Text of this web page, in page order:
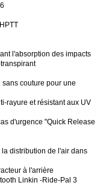
l'absorption des impacts
couture pour une
rayure et résistant aux UV
d'urgence "Quick Release
distribution de l'air dans
à l'arrière
Linkin -Ride-Pal 3